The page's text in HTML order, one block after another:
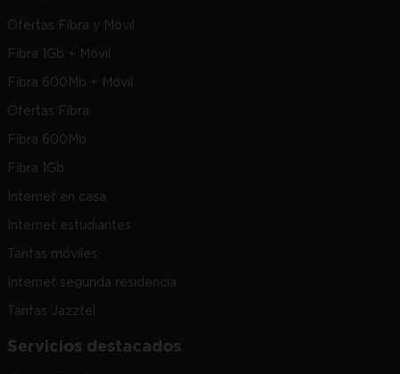
Ofertas Fibra y Móvil
Fibra 1Gb + Móvil
Fibra 600Mb + Móvil
Ofertas Fibra
Fibra 600Mb
Fibra 1Gb
Internet en casa
Internet estudiantes
Tarifas móviles
Internet segunda residencia
Tarifas Jazztel
Servicios destacados